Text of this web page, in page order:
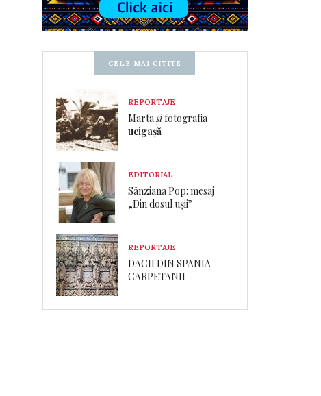
CELE MAI CITITE
REPORTAJE
Martașifotografia
ucigașă
EDITORIAL
Sânziana Pop: mesaj
„Din dosul ușii”
REPORTAJE
DACII DIN SPANIA –
CARPETANII